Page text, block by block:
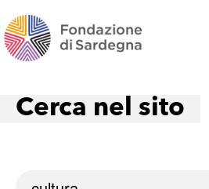
Cerca nel sito